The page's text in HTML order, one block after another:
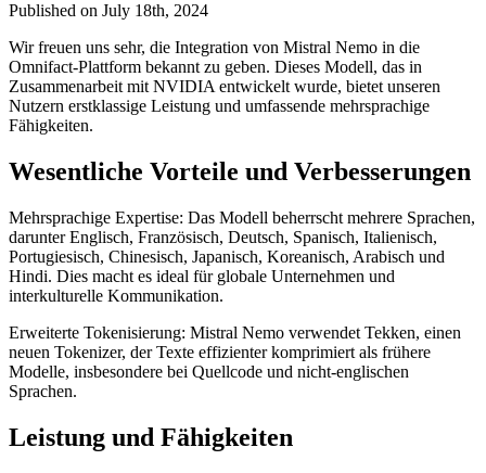
Published on July 18th, 2024
Wir freuen uns sehr, die Integration von Mistral Nemo in die
Omnifact-Plattform bekannt zu geben. Dieses Modell, das in
Zusammenarbeit mit NVIDIA entwickelt wurde, bietet unseren
Nutzern erstklassige Leistung und umfassende mehrsprachige
Fähigkeiten.
Wesentliche Vorteile und Verbesserungen
Mehrsprachige Expertise: Das Modell beherrscht mehrere Sprachen,
darunter Englisch, Französisch, Deutsch, Spanisch, Italienisch,
Portugiesisch, Chinesisch, Japanisch, Koreanisch, Arabisch und
Hindi. Dies macht es ideal für globale Unternehmen und
interkulturelle Kommunikation.
Erweiterte Tokenisierung: Mistral Nemo verwendet Tekken, einen
neuen Tokenizer, der Texte effizienter komprimiert als frühere
Modelle, insbesondere bei Quellcode und nicht-englischen
Sprachen.
Leistung und Fähigkeiten